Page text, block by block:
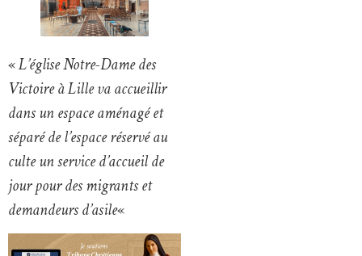
«L’église Notre-Dame des
Victoire à Lille va accueillir
dans un espace aménagé et
séparé de l’espace réservé au
culte un service d’accueil de
jour pour des migrants et
demandeurs d’asile«